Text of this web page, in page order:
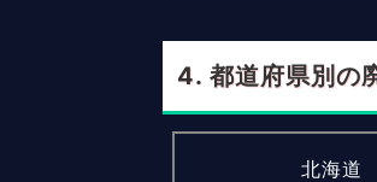
都道府県別の
北海道